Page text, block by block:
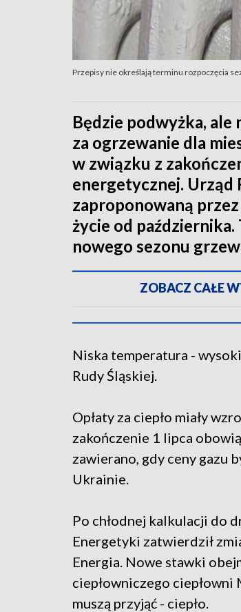
Przepisy nie określają terminu rozpoczęcia
Będzie podwyżka, ale
za ogrzewanie dla
w związku z
energetycznej. Urząd
zaproponowaną
życie od
nowego sezonu
ZOBACZ CAŁE
Niska temperatura -
Rudy Śląskiej.
Opłaty za ciepło miały
zakończenie 1 lipca
zawierano, gdy ceny gazu
Ukrainie.
Po chłodnej kalkulacji do
Energetyki zatwierdził
Energia. Nowe stawki
ciepłowniczego
muszą przyjąć - ciepło.